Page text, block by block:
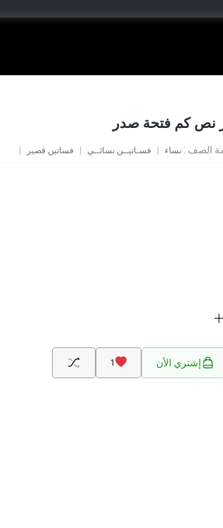
نص كم فتحة صدر
الصف : نساء فسـاتيــن نسائــي فساتين قصير
إشتري الأن 1